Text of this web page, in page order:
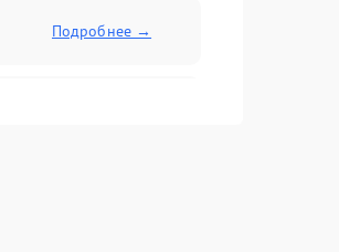
Подробнее →